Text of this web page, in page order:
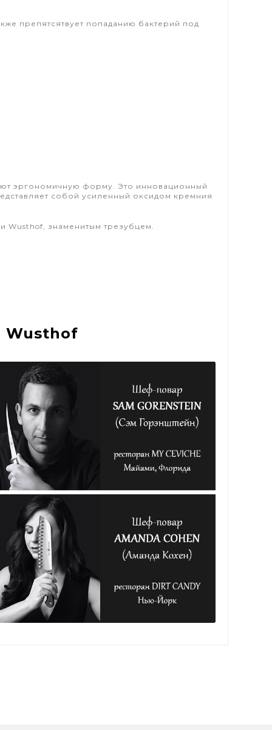
препятсятвует попаданию бактерий под
эргономичную форму. Это инновационный
собой усиленный оксидом кремния
Wusthof, знаменитым трезубцем
Wusthof